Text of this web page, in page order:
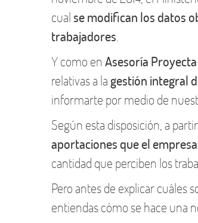
cualse modifican los datos
trabajadores
Y como enAsesoría Proyecta
relativas a la gestión integral
informarte por medio de
Según esta disposición, a
aportaciones que el
cantidad que perciben los
Pero antes de explicar cuáles
entiendas cómo se hace una